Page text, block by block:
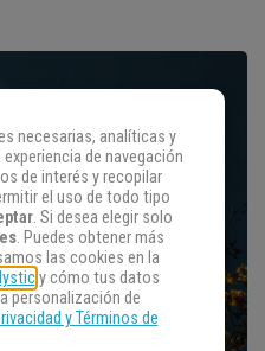
necesarias, analíticas y
de navegación
de interés y recopilar
el uso de todo tipo
. Si desea elegir solo
. Puedes obtener más
las cookies en la
y cómo tus datos
personalización de
y Términos de